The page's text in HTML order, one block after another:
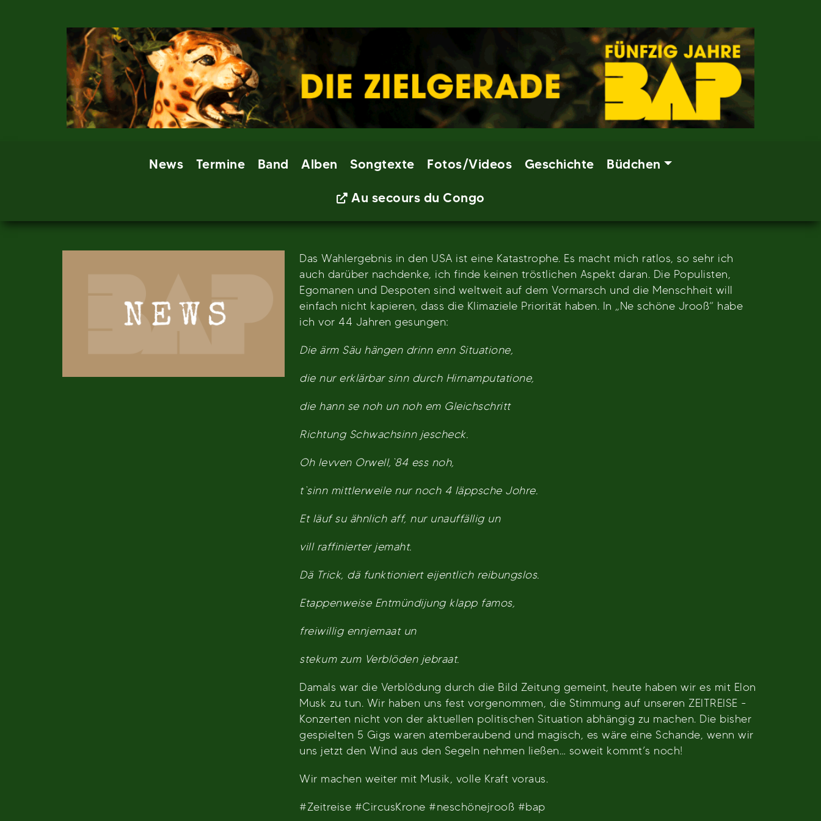
News Termine Band Alben Songtexte Fotos/Videos Geschichte Büdchen
Au secours du Congo
Das Wahlergebnis in den USA ist eine Katastrophe. Es macht mich ratlos, so sehr ich
auch darüber nachdenke, ich finde keinen tröstlichen Aspekt daran. Die Populisten,
Egomanen und Despoten sind weltweit auf dem Vormarsch und die Menschheit will
einfach nicht kapieren, dass die Klimaziele Priorität haben. In „Ne schöne Jrooß“ habe
ich vor 44 Jahren gesungen:
Die ärm Säu hängen drinn enn Situatione,
die nur erklärbar sinn durch Hirnamputatione,
die hann se noh un noh em Gleichschritt
Richtung Schwachsinn jescheck.
Oh levven Orwell,`84 ess noh,
t`sinn mittlerweile nur noch 4 läppsche Johre.
Et läuf su ähnlich aff, nur unauffällig un
vill raffinierter jemaht.
Dä Trick, dä funktioniert eijentlich reibungslos.
Etappenweise Entmündijung klapp famos,
freiwillig ennjemaat un
stekum zum Verblöden jebraat.
Damals war die Verblödung durch die Bild Zeitung gemeint, heute haben wir es mit Elon
Musk zu tun. Wir haben uns fest vorgenommen, die Stimmung auf unseren ZEITREISE -
Konzerten nicht von der aktuellen politischen Situation abhängig zu machen. Die bisher
gespielten 5 Gigs waren atemberaubend und magisch, es wäre eine Schande, wenn wir
uns jetzt den Wind aus den Segeln nehmen ließen… soweit kommt’s noch!
Wir machen weiter mit Musik, volle Kraft voraus.
#Zeitreise #CircusKrone #neschönejrooß #bap